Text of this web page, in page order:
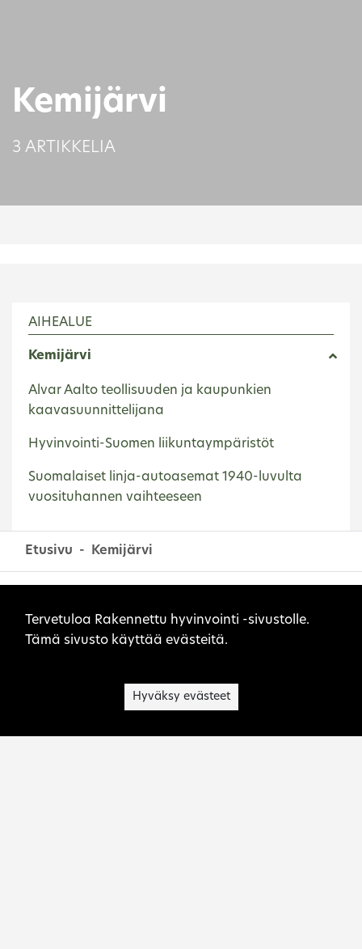
Kemijärvi
3 ARTIKKELIA
AIHEALUE
Kemijärvi
Alvar Aalto teollisuuden ja kaupunkien
kaavasuunnittelijana
Hyvinvointi-Suomen liikuntaympäristöt
Suomalaiset linja-autoasemat 1940-luvulta
vuosituhannen vaihteeseen
Etusivu Kemijärvi
Sivuston evästeet
Tervetuloa Rakennettu hyvinvointi -sivustolle.
Tämä sivusto käyttää evästeitä.
Hyväksy evästeet